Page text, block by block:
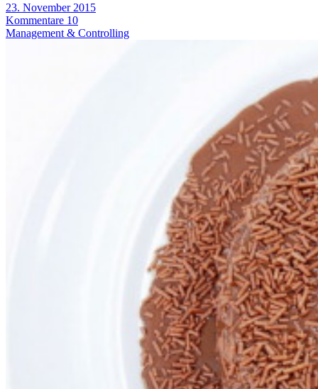
23. November 2015
Kommentare 10
Management & Controlling